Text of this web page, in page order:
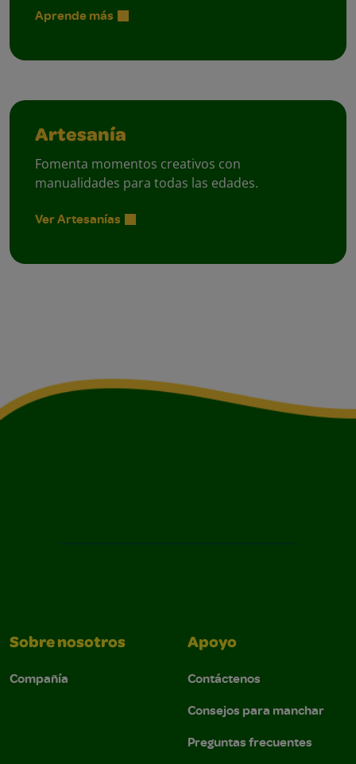
Aprende más
Artesanía
Fomenta momentos creativos con
manualidades para todas las edades.
Ver Artesanías
Sobre nosotros
Compañía
Apoyo
Contáctenos
Consejos para manchar
Preguntas frecuentes